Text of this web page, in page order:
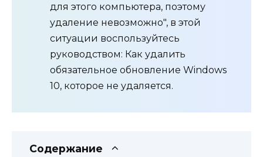
для этого компьютера, поэтому
удаление невозможно", в этой
ситуации воспользуйтесь
руководством: Как удалить
обязательное обновление Windows
10, которое не удаляется.
Содержание